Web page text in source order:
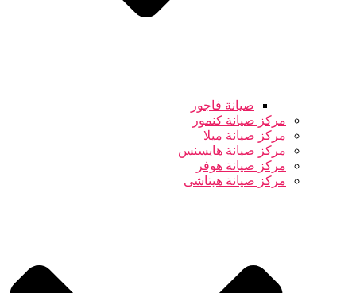
صيانة فاجور
مركز صيانة كنمور
مركز صيانة ميلا
مركز صيانة هايسنس
مركز صيانة هوفر
مركز صيانة هيتاشى